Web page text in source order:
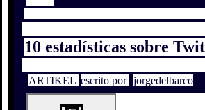
10 estadísticas sobre
ARTIKEL escrito por jorgedelbarco